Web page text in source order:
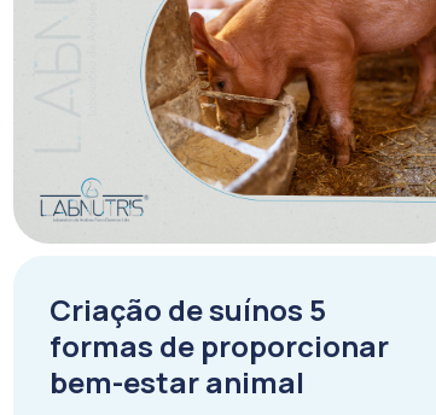
Criação de suínos 5
formas de proporcionar
bem-estar animal